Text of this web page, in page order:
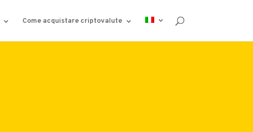
Come acquistare criptovalute